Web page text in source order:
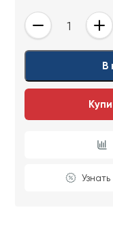
Ваши данные
- +
В